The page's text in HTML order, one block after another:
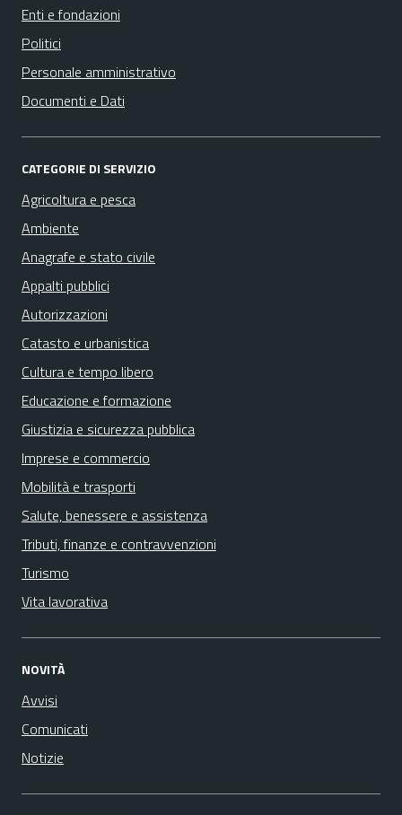
Enti e fondazioni
Politici
Personale amministrativo
Documenti e Dati
CATEGORIE DI SERVIZIO
Agricoltura e pesca
Ambiente
Anagrafe e stato civile
Appalti pubblici
Autorizzazioni
Catasto e urbanistica
Cultura e tempo libero
Educazione e formazione
Giustizia e sicurezza pubblica
Imprese e commercio
Mobilità e trasporti
Salute, benessere e assistenza
Tributi, finanze e contravvenzioni
Turismo
Vita lavorativa
NOVITÀ
Avvisi
Comunicati
Notizie